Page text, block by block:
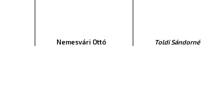
Nemesvári Ottó Toldi Sándorné